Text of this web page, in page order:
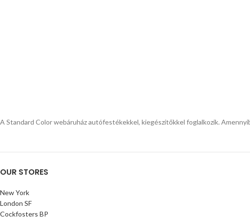
A Standard Color webáruház autófestékekkel, kiegészítőkkel foglalkozik.
OUR STORES
New York
London SF
Cockfosters BP